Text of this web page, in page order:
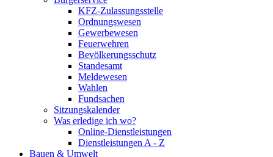
KFZ-Zulassungsstelle
Ordnungswesen
Gewerbewesen
Feuerwehren
Bevölkerungsschutz
Standesamt
Meldewesen
Wahlen
Fundsachen
Sitzungskalender
Was erledige ich wo?
Online-Dienstleistungen
Dienstleistungen A - Z
Bauen & Umwelt